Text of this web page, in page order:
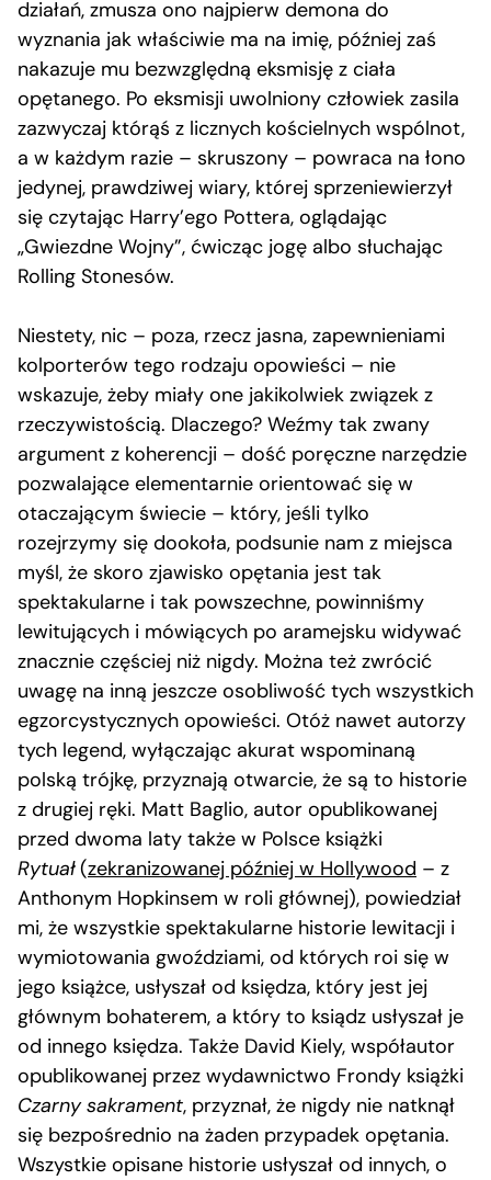
działań, zmusza ono najpierw demona do
wyznania jak właściwie ma na imię, później zaś
nakazuje mu bezwzględną eksmisję z ciała
opętanego. Po eksmisji uwolniony człowiek zasila
zazwyczaj którąś z licznych kościelnych wspólnot,
a w każdym razie – skruszony – powraca na łono
jedynej, prawdziwej wiary, której sprzeniewierzył
się czytając Harry’ego Pottera, oglądając
„Gwiezdne Wojny”, ćwicząc jogę albo słuchając
Rolling Stonesów.
Niestety, nic – poza, rzecz jasna, zapewnieniami
kolporterów tego rodzaju opowieści – nie
wskazuje, żeby miały one jakikolwiek związek z
rzeczywistością. Dlaczego? Weźmy tak zwany
argument z koherencji – dość poręczne narzędzie
pozwalające elementarnie orientować się w
otaczającym świecie – który, jeśli tylko
rozejrzymy się dookoła, podsunie nam z miejsca
myśl, że skoro zjawisko opętania jest tak
spektakularne i tak powszechne, powinniśmy
lewitujących i mówiących po aramejsku widywać
znacznie częściej niż nigdy. Można też zwrócić
uwagę na inną jeszcze osobliwość tych wszystkich
egzorcystycznych opowieści. Otóż nawet autorzy
tych legend, wyłączając akurat wspominaną
polską trójkę, przyznają otwarcie, że są to historie
z drugiej ręki. Matt Baglio, autor opublikowanej
przed dwoma laty także w Polsce książki
Rytuał(zekranizowanej później w Hollywood – z
Anthonym Hopkinsem w roli głównej), powiedział
mi, że wszystkie spektakularne historie lewitacji i
wymiotowania gwoździami, od których roi się w
jego książce, usłyszał od księdza, który jest jej
głównym bohaterem, a który to ksiądz usłyszał je
od innego księdza. Także David Kiely, współautor
opublikowanej przez wydawnictwo Frondy książki
Czarny sakrament, przyznał, że nigdy nie natknął
się bezpośrednio na żaden przypadek opętania.
Wszystkie opisane historie usłyszał od innych, o